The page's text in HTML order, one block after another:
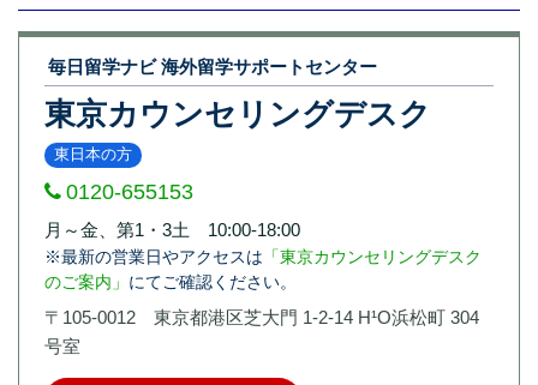
毎日留学ナビ 海外留学サポートセンター
東京カウンセリングデスク
東日本の方
0120-655153
月～金、第1・3土 10:00-18:00
※最新の営業日やアクセスは 「東京カウンセリングデスク
のご案内」 にてご確認ください。
〒105-0012 東京都港区芝大門 1-2-14 H¹O浜松町 304
号室